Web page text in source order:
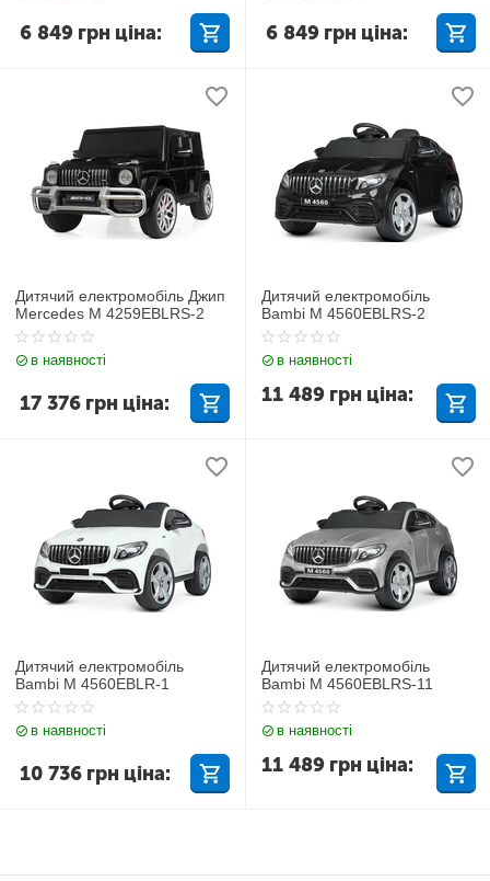
6 849 грн ціна: 6 849 грн ціна:
Дитячий електромобіль Джип
Mercedes M 4259EBLRS-2
в наявності
17 376 грн ціна:
Дитячий електромобіль
Bambi M 4560EBLRS-2
в наявності
11 489 грн ціна:
Дитячий електромобіль
Bambi M 4560EBLR-1
в наявності
10 736 грн ціна:
Дитячий електромобіль
Bambi M 4560EBLRS-11
в наявності
11 489 грн ціна: